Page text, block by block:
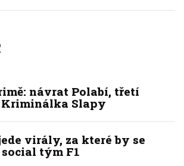
návrat Polabí, třetí
Kriminálka Slapy
virály, za které by se
tým F1